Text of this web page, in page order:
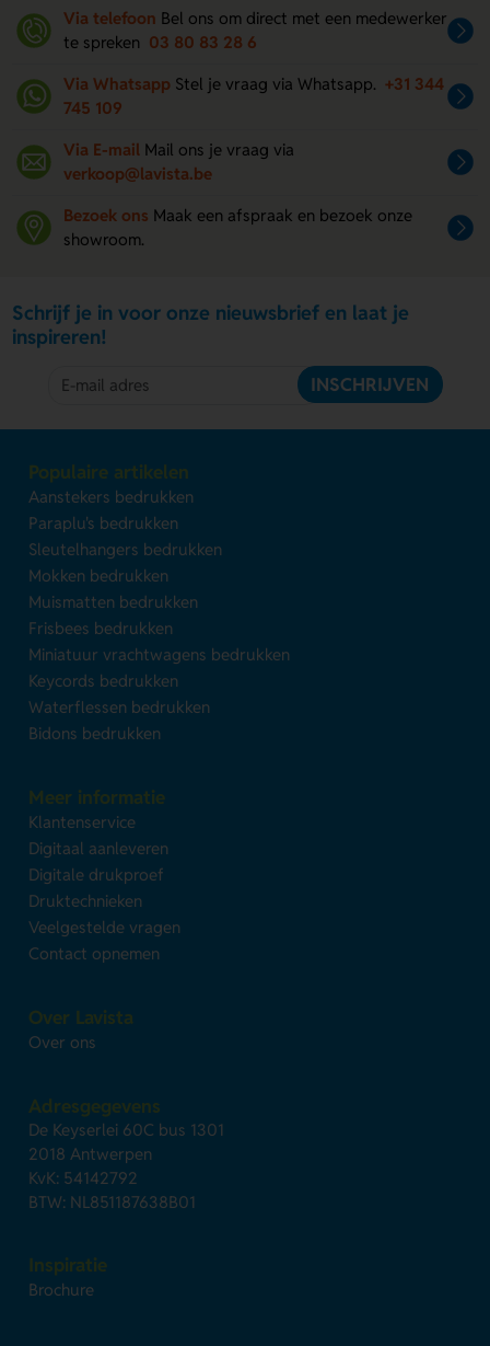
Via telefoon Bel ons om direct met een medewerker
te spreken 03 80 83 28 6
Via Whatsapp Stel je vraag via Whatsapp. +31 344
745 109
Via E-mail Mail ons je vraag via
verkoop@lavista.be
Bezoek ons Maak een afspraak en bezoek onze
showroom.
Schrijf je in voor onze nieuwsbrief en laat je
inspireren!
INSCHRIJVEN
Populaire artikelen
Aanstekers bedrukken
Paraplu's bedrukken
Sleutelhangers bedrukken
Mokken bedrukken
Muismatten bedrukken
Frisbees bedrukken
Miniatuur vrachtwagens bedrukken
Keycords bedrukken
Waterflessen bedrukken
Bidons bedrukken
Meer informatie
Klantenservice
Digitaal aanleveren
Digitale drukproef
Druktechnieken
Veelgestelde vragen
Contact opnemen
Over Lavista
Over ons
Adresgegevens
De Keyserlei 60C bus 1301
2018 Antwerpen
KvK: 54142792
BTW: NL851187638B01
Inspiratie
Brochure